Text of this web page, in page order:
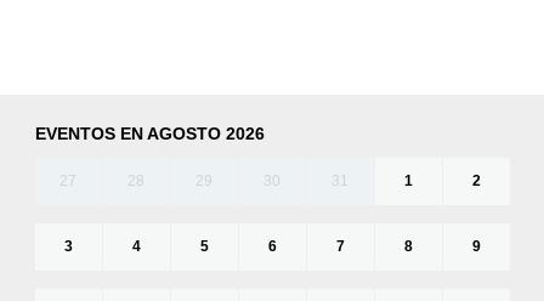
EVENTOS EN AGOSTO 2026
27 28 29 30 31 1 2
3 4 5 6 7 8 9